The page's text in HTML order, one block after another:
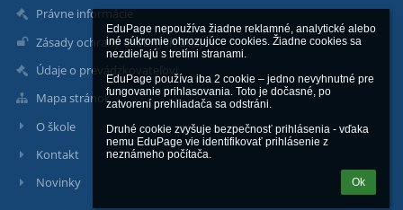
EduPage nepoužíva žiadne reklamné, analytické alebo
iné súkromie ohrozujúce cookies. Žiadne cookies sa
nezdieľajú s tretími stranami.
EduPage používa iba 2 cookie – jedno nevyhnutné pre
fungovanie prihlasovania. Toto je dočasné, po
zatvorení prehliadača sa odstráni.
Druhé cookie zvyšuje bezpečnosť prihlásenia - vďaka
nemu EduPage vie identifikovať prihlásenie z
neznámeho počítača.
Ok
Právne informácie
Zásady ochrany osobných údajov
Údaje o prevádzkovateľovi
Mapa stránok
O škole
Kontakt
Novinky